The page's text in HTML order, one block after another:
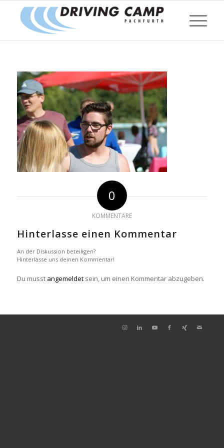
0
KOMMENTARE
Hinterlasse einen Kommentar
An der Diskussion beteiligen?
Hinterlasse uns deinen Kommentar!
Du musst angemeldetsein, um einen Kommentar abzugeben.